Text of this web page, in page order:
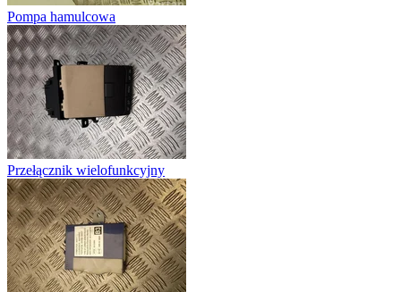
Pompa hamulcowa
Przełącznik wielofunkcyjny